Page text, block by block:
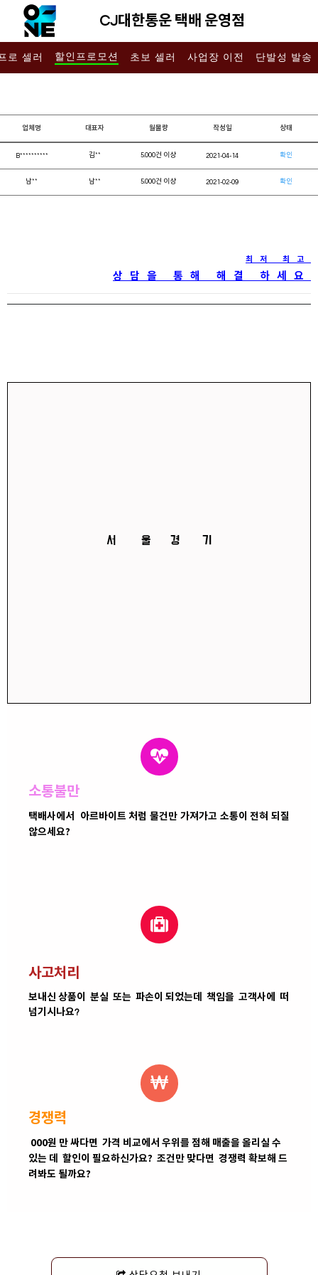
CJ대한통운 택배 운영점
로 셀러 할인프로모션 초보 셀러 사업장 이전 단발성 발송
업체명 대표자 월물량 작성일 상태
B********** 김** 5.000건 이상 2021-04-14 확인
남** 남** 5.000건 이상 2021-02-09 확인
최저 최고
상담을 통해 해결 하세요
서 울 경 기
소통불만
택배사에서 아르바이트 처럼 물건만 가져가고 소통이 전혀 되질
않으세요?
사고처리
보내신 상품이 분실 또는 파손이 되었는데 책임을 고객사에 떠
넘기시나요?
경쟁력
000원 만 싸다면 가격 비교에서 우위를 점해 매출을 올리실 수
있는 데 할인이 필요하신가요? 조건만 맞다면 경쟁력 확보해 드
려봐도 될까요?